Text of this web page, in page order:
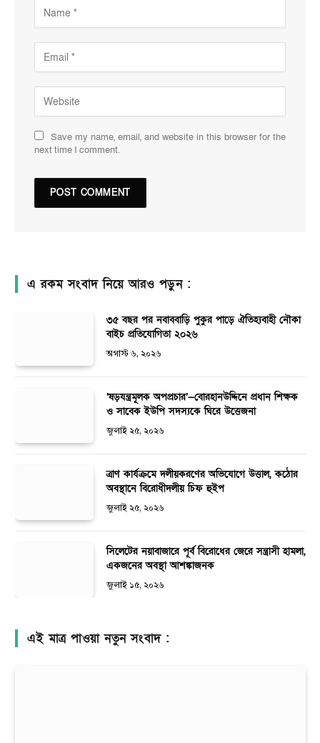
Save my name, email, and website in this browser for the
next time I comment.
এ রকম সংবাদ নিয়ে আরও পড়ুন :
৩৫ বছর পর নবাববাড়ি পুকুর পাড়ে ঐতিহ্যবাহী নৌকা
বাইচ প্রতিযোগিতা ২০২৬
অগাস্ট ৬, ২০২৬
‘ষড়যন্ত্রমূলক অপপ্রচার’—বোরহানউদ্দিনে প্রধান শিক্ষক
ও সাবেক ইউপি সদস্যকে ঘিরে উত্তেজনা
জুলাই ২৫, ২০২৬
ত্রাণ কার্যক্রমে দলীয়করণের অভিযোগে উত্তাল, কঠোর
অবস্থানে বিরোধীদলীয় চিফ হুইপ
জুলাই ২৫, ২০২৬
সিলেটের নয়াবাজারে পূর্ব বিরোধের জেরে সন্ত্রাসী হামলা,
একজনের অবস্থা আশঙ্কাজনক
জুলাই ১৫, ২০২৬
এই মাত্র পাওয়া নতুন সংবাদ :